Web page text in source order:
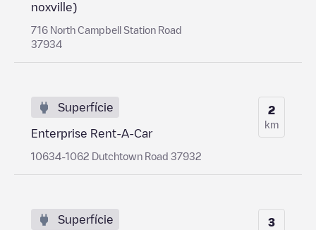
noxville)
716 North Campbell Station Road
37934
Superfície
Enterprise Rent-A-Car
10634-1062 Dutchtown Road 37932
2
km
Superfície 3